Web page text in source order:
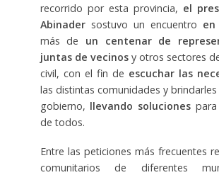
recorrido por esta provincia, el
Abinadersostuvo un encuentro en
más de un centenar de
juntas de vecinos y otros sectores
civil, con el fin de escuchar las
las distintas comunidades y
gobierno, llevando soluciones
de todos.
Entre las peticiones más frecuentes
comunitarios de diferentes